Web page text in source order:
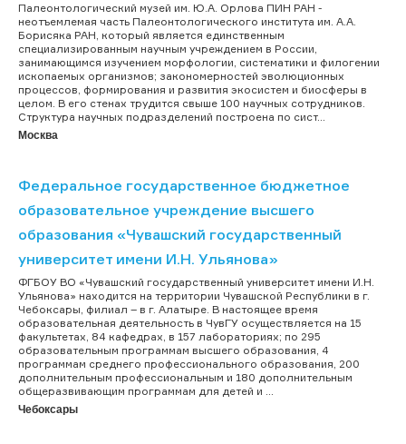
Палеонтологический музей им. Ю.А. Орлова ПИН РАН -
неотъемлемая часть Палеонтологического института им. А.А.
Борисяка РАН, который является единственным
специализированным научным учреждением в России,
занимающимся изучением морфологии, систематики и филогении
ископаемых организмов; закономерностей эволюционных
процессов, формирования и развития экосистем и биосферы в
целом. В его стенах трудится свыше 100 научных сотрудников.
Структура научных подразделений построена по сист...
Москва
Федеральное государственное бюджетное
образовательное учреждение высшего
образования «Чувашский государственный
университет имени И.Н. Ульянова»
ФГБОУ ВО «Чувашский государственный университет имени И.Н.
Ульянова» находится на территории Чувашской Республики в г.
Чебоксары, филиал – в г. Алатыре. В настоящее время
образовательная деятельность в ЧувГУ осуществляется на 15
факультетах, 84 кафедрах, в 157 лабораториях; по 295
образовательным программам высшего образования, 4
программам среднего профессионального образования, 200
дополнительным профессиональным и 180 дополнительным
общеразвивающим программам для детей и ...
Чебоксары